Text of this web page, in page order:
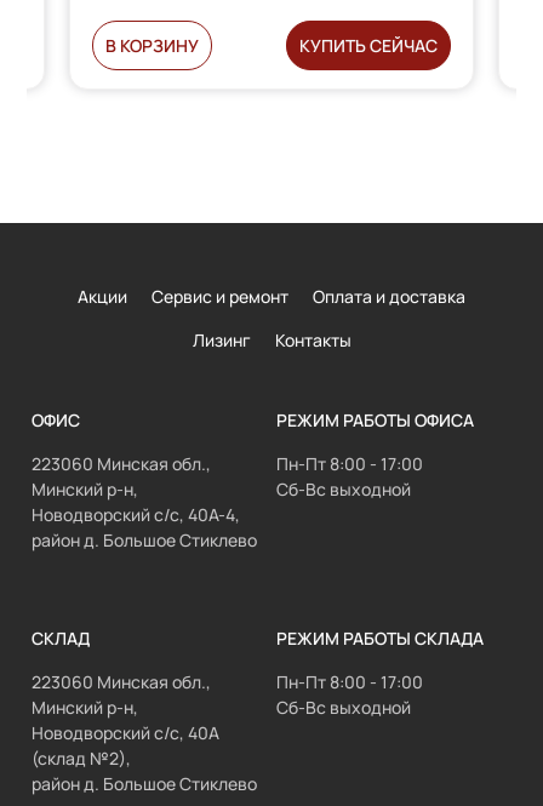
В КОРЗИНУ КУПИТЬ СЕЙЧАС
Акции Сервис и ремонт
Оплата и доставка
Лизинг
Контакты
ОФИС
223060 Минская обл.,
Минский р-н,
Новодворский с/с, 40А-4,
район д. Большое Стиклево
РЕЖИМ РАБОТЫ ОФИСА
Пн-Пт 8:00 - 17:00
Сб-Вс выходной
СКЛАД
223060 Минская обл.,
Минский р-н,
Новодворский с/с, 40А
(склад №2),
район д. Большое Стиклево
РЕЖИМ РАБОТЫ СКЛАДА
Пн-Пт 8:00 - 17:00
Сб-Вс выходной